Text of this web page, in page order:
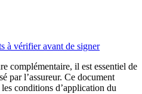
à vérifier avant de signer
complémentaire, il est essentiel de
par l’assureur. Ce document
conditions d’application du